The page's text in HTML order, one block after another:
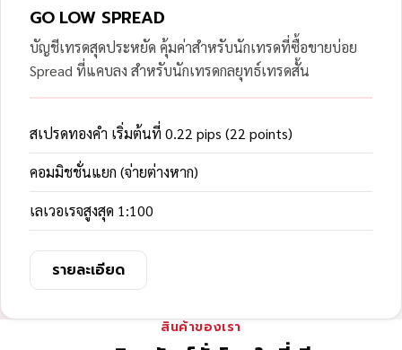
GO LOW SPREAD
บัญชีเทรดสุดประหยัด คุ้มค่าสำหรับนักเทรดที่ซื้อขายบ่อย
Spread ที่แคบลง สำหรับนักเทรดกลยุทธ์เทรดสั้น
สเปรดทองคำ เริ่มต้นที่ 0.22 pips (22 points)
คอมมิชชั่นแยก (จ่ายต่างหาก)
เลเวอเรจสูงสุด 1:100
รายละเอียด
สินค้าของเรา